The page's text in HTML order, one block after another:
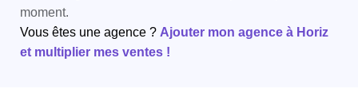
moment.
Vous êtes une agence ? Ajouter mon agence à Horiz
et multiplier mes ventes !